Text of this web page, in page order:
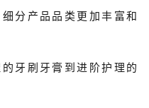
分产品品类更加丰富和
牙刷牙膏到进阶护理的